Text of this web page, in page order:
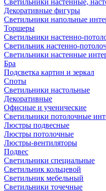
Светильники настенные,
Декоративные фигуры
Светильники напольные
Торшеры
Светильники настенно-
Светильник настенно-
Светильники настенные
Бра
Подсветка картин и зеркал
Споты
Светильники настольные
Декоративные
Офисные и ученические
Светильники потолочные
Люстры подвесные
Люстры потолочные
Люстры-вентиляторы
Подвес
Светильники специальные
Светильник кольцевой
Светильник мебельный
Светильники точечные